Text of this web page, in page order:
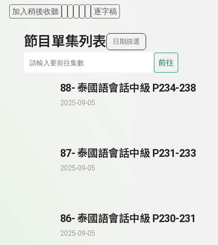
加入稍後收聽 逐字稿
節目單集列表 日期篩選
前往
88- 泰國語會話中級 P234-238
2025-09-05
87- 泰國語會話中級 P231-233
2025-09-05
86- 泰國語會話中級 P230-231
2025-09-05